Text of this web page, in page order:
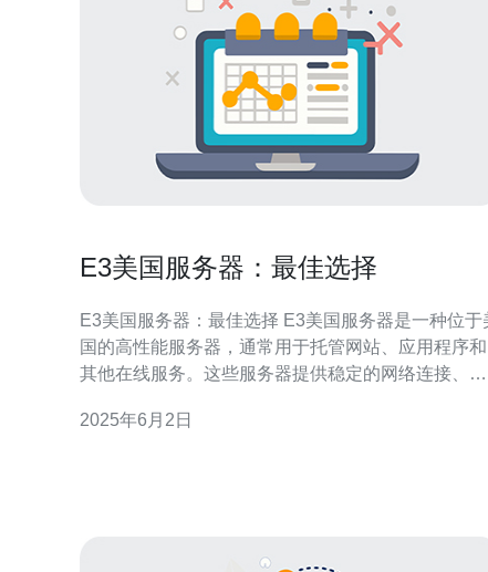
E3美国服务器：最佳选择
E3美国服务器：最佳选择 E3美国服务器是一种位于美
国的高性能服务器，通常用于托管网站、应用程序和
其他在线服务。这些服务器提供稳定的网络连接、高
求。 E3美国服务器具有以下优势： 高性能：E3服务
2025年6月2日